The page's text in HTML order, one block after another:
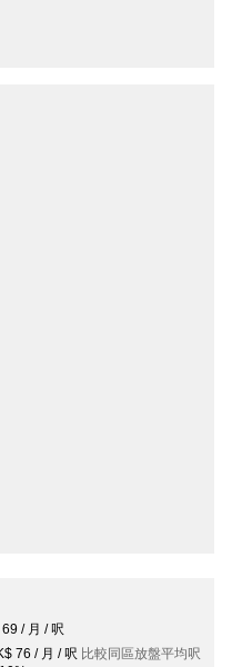
/ 月 / 呎
76 / 月 / 呎 比較同區放盤平均呎